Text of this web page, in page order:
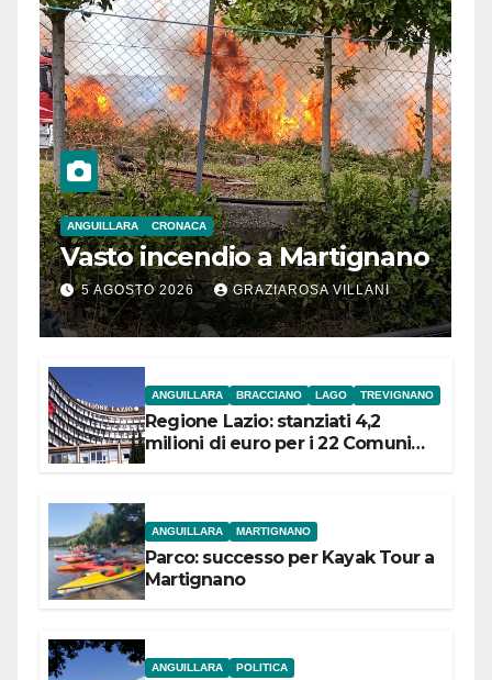
ANGUILLARA CRONACA
Vasto incendio a Martignano
5 AGOSTO 2026 GRAZIAROSA VILLANI
ANGUILLARA BRACCIANO LAGO TREVIGNANO
Regione Lazio: stanziati 4,2
milioni di euro per i 22 Comuni
ANGUILLARA MARTIGNANO
Parco: successo per Kayak Tour a
Martignano
ANGUILLARA POLITICA